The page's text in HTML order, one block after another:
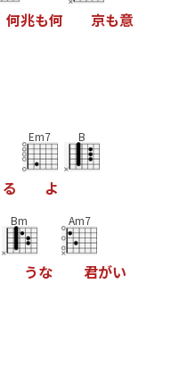
何兆も何 京も意
る
Em7
よ
B
Bm
うな
Am7
君がい